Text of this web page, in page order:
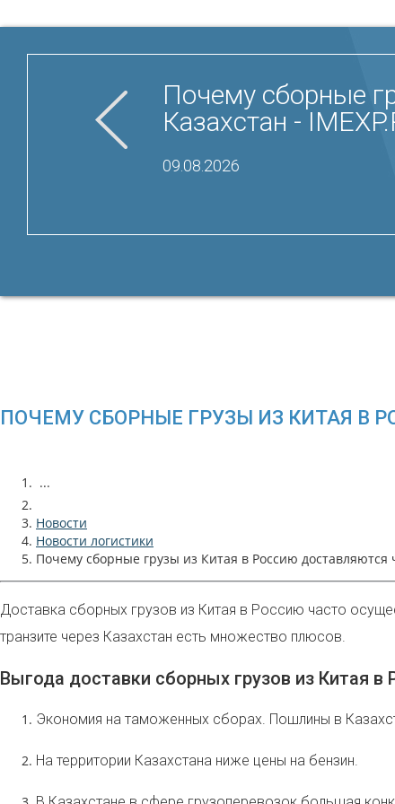
Почему сборные
Казахстан -
09.08.2026
ПОЧЕМУ СБОРНЫЕ ГРУЗЫ ИЗ КИТАЯ В
...
Новости
Новости логистики
Почему сборные грузы из Китая в Россию доставляются
Доставка сборных грузов из Китая в Россию часто
транзите через Казахстан есть множество плюсов.
Выгода доставки сборных грузов из Китая в
Экономия на таможенных сборах. Пошлины в
На территории Казахстана ниже цены на бензин.